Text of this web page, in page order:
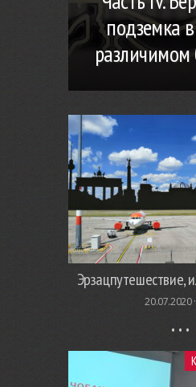
подземка
Эрзацпутешествие,
20.07.2020 ·